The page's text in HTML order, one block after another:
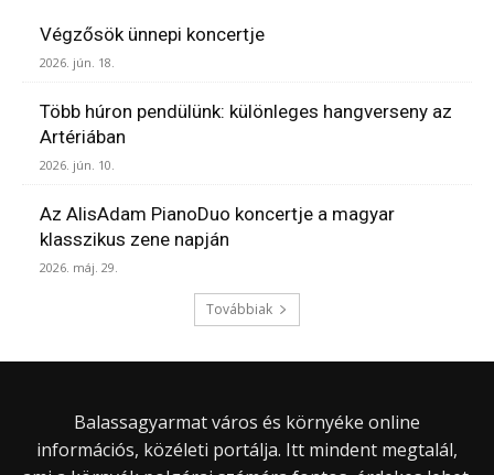
Végzősök ünnepi koncertje
2026. jún. 18.
Több húron pendülünk: különleges hangverseny az
Artériában
2026. jún. 10.
Az AlisAdam PianoDuo koncertje a magyar
klasszikus zene napján
2026. máj. 29.
Továbbiak
Balassagyarmat város és környéke online
információs, közéleti portálja. Itt mindent megtalál,